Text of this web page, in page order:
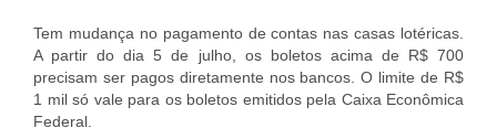
Tem mudança no pagamento de contas nas casas lotéricas.
A partir do dia 5 de julho, os boletos acima de R$ 700
precisam ser pagos diretamente nos bancos. O limite de R$
1 mil só vale para os boletos emitidos pela Caixa Econômica
Federal.